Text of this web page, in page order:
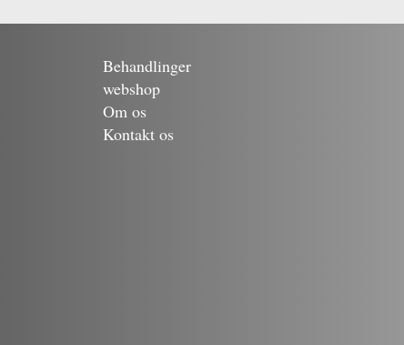
Behandlinger
webshop
Om os
Kontakt os